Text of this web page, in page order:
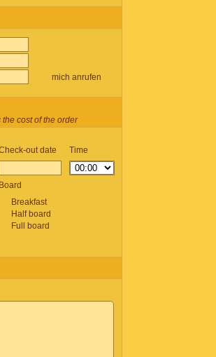
mich anrufen
cost of the order
out date Time
Board
Breakfast
Half board
Full board